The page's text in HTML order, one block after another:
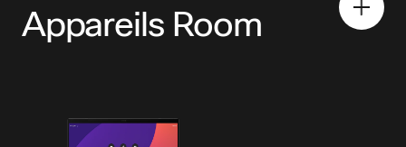
Appareils Room